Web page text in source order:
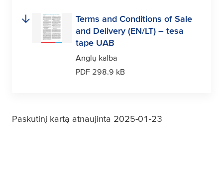
Terms and Conditions of Sale
and Delivery (EN/LT) – tesa
tape UAB
Anglų kalba
PDF 298.9 kB
Paskutinį kartą atnaujinta 2025-01-23